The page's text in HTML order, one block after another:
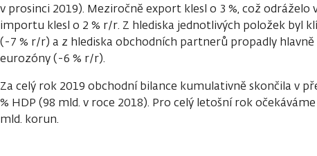
v prosinci 2019). Meziročně export klesl o 3 %, což odráželo
importu klesl o 2 % r/r. Z hlediska jednotlivých položek byl
(-7 % r/r) a z hlediska obchodních partnerů propadly hlavně
eurozóny (-6 % r/r).
Za celý rok 2019 obchodní bilance kumulativně skončila v
% HDP (98 mld. v roce 2018). Pro celý letošní rok
mld. korun.